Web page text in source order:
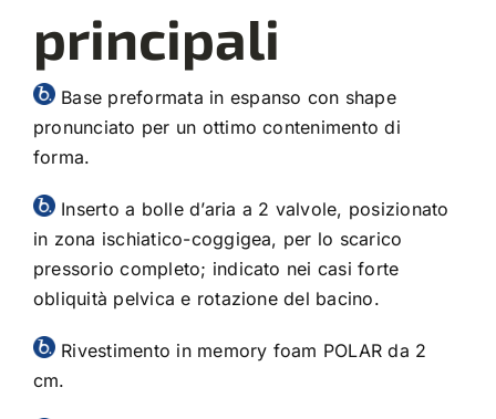
principali
Base preformata in espanso con shape
pronunciato per un ottimo contenimento di
forma.
Inserto a bolle d’aria a 2 valvole, posizionato
in zona ischiatico-coggigea, per lo scarico
pressorio completo; indicato nei casi forte
obliquità pelvica e rotazione del bacino.
Rivestimento in memory foam POLAR da 2
cm.